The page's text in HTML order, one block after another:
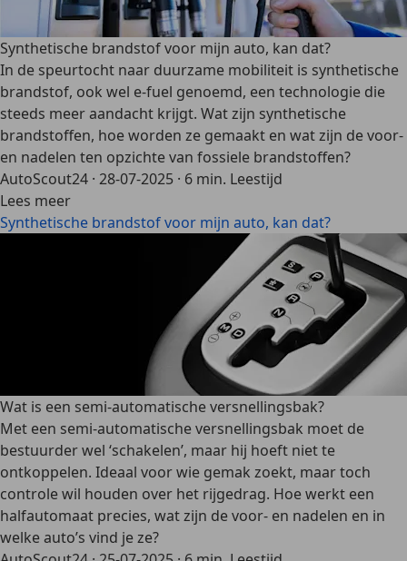
Synthetische brandstof voor mijn auto, kan dat?
In de speurtocht naar duurzame mobiliteit is synthetische
brandstof, ook wel e-fuel genoemd, een technologie die
steeds meer aandacht krijgt. Wat zijn synthetische
brandstoffen, hoe worden ze gemaakt en wat zijn de voor-
en nadelen ten opzichte van fossiele brandstoffen?
AutoScout24 · 28-07-2025 · 6 min. Leestijd
Lees meer
Synthetische brandstof voor mijn auto, kan dat?
Wat is een semi-automatische versnellingsbak?
Met een semi-automatische versnellingsbak moet de
bestuurder wel ‘schakelen’, maar hij hoeft niet te
ontkoppelen. Ideaal voor wie gemak zoekt, maar toch
controle wil houden over het rijgedrag. Hoe werkt een
halfautomaat precies, wat zijn de voor- en nadelen en in
welke auto’s vind je ze?